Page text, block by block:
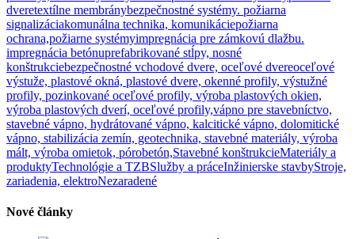
dveretextílne membránybezpečnostné systémy. požiarna
signalizáciakomunálna technika, komunikáciepožiarna
ochrana,požiarne systémyimpregnácia pre zámkovú dlažbu.
impregnácia betónuprefabrikované stĺpy, nosné
konštrukciebezpečnostné vchodové dvere, oceľové dvereoceľové
výstuže, plastové okná, plastové dvere, okenné profily, výstužné
profily, pozinkované oceľové profily, výroba plastových okien,
výroba plastových dverí, oceľové profily,vápno pre stavebníctvo,
stavebné vápno, hydrátované vápno, kalcitické vápno, dolomitické
vápno, stabilizácia zemín, geotechnika, stavebné materiály, výroba
mált, výroba omietok, pórobetón,Stavebné konštrukcieMateriály a
produktyTechnológie a TZBSlužby a práceInžinierske stavbyStroje,
zariadenia, elektroNezaradené
Nové články